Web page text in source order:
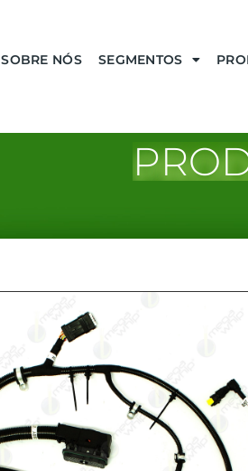
SOBRE NÓS SEGMENTOS